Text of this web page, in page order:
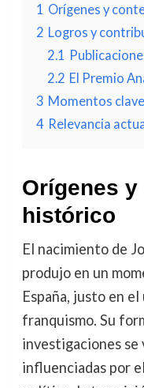
1 Orígenes y
2 Logros y
2.1
2.2 El Premio
3 Momentos
4 Relevancia
Orígenes
histórico
El nacimiento de
produjo en un
España, justo en
franquismo. Su
investigaciones
influenciadas por